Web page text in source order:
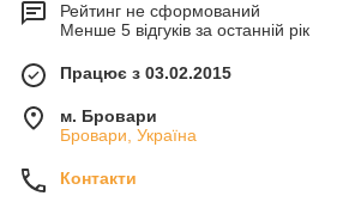
Рейтинг не сформований
Менше 5 відгуків за останній рік
Працює з 03.02.2015
м. Бровари
Бровари, Україна
Контакти